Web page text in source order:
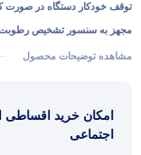
توقف خودکار دستگاه در صورت
مجهز به سنسور تشخیص رطوبت
قابلیت انتخاب بخار گرم یا سرد
مشاهده توضیحات محصول
امکان خرید اقساطی
اجتماعی